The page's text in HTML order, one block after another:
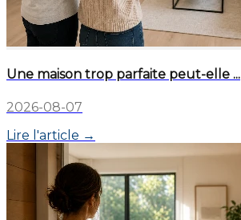
Une maison trop parfaite peut-elle ...
2026-08-07
Lire l'article →